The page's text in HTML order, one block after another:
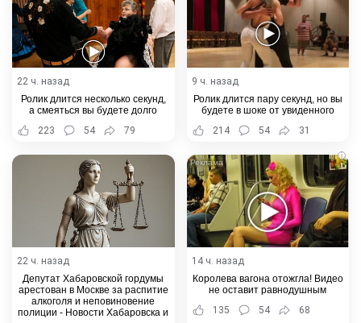
22 ч. назад
Ролик длится несколько секунд,
а смеяться вы будете долго
223
54 79
9 ч. назад
Ролик длится пару секунд, но вы
будете в шоке от увиденного
214
54 31
22 ч. назад
Депутат Хабаровской гордумы
арестован в Москве за распитие
алкоголя и неповиновение
полиции - Новости Хабаровска и
i
14 ч. назад
Королева вагона отожгла! Видео
не оставит равнодушным
135
54 68